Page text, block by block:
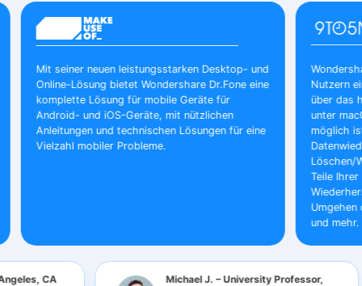
Mit seiner neuen leistungsstarken Desktop- und
Online-Lösung bietet Wondershare Dr.Fone eine
komplette Lösung für mobile Geräte für
Android- und iOS-Geräte, mit nützlichen
Anleitungen und technischen Lösungen für eine
Vielzahl mobiler Probleme.
Wondershare
Nutzern eine
über das
unter macOS
möglich ist.
Löschen/
Teile Ihrer
Umgehen des
und mehr.
Angeles, CA
Michael J. – University Professor,